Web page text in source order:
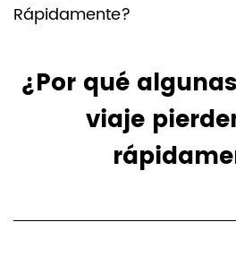
Rápidamente?
¿Por qué
viaje